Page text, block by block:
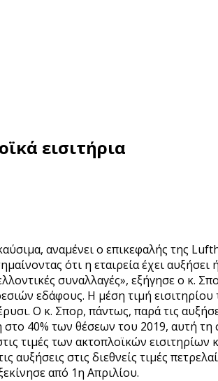
εισιτήρια
αναμένει ο επικεφαλής της
ότι η εταιρεία έχει
συναλλαγές», εξήγησε ο κ.
εδάφους. Η μέση τιμή
Ο κ. Σπορ, πάντως, παρά τις
40% των θέσεων του 2019, αυτή
τιμές των ακτοπλοϊκών εισιτηρίων
στις διεθνείς τιμές
από 1η Απριλίου.